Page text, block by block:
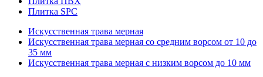
Плитка SPC
Искуccтвенная трава мерная
Искусственная трава мерная со средним ворсом от 10 до
35 мм
Искусственная трава мерная с низким ворсом до 10 мм